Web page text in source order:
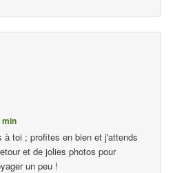
min
à toi ; profites en bien et j'attends
et de jolies photos pour
un peu !